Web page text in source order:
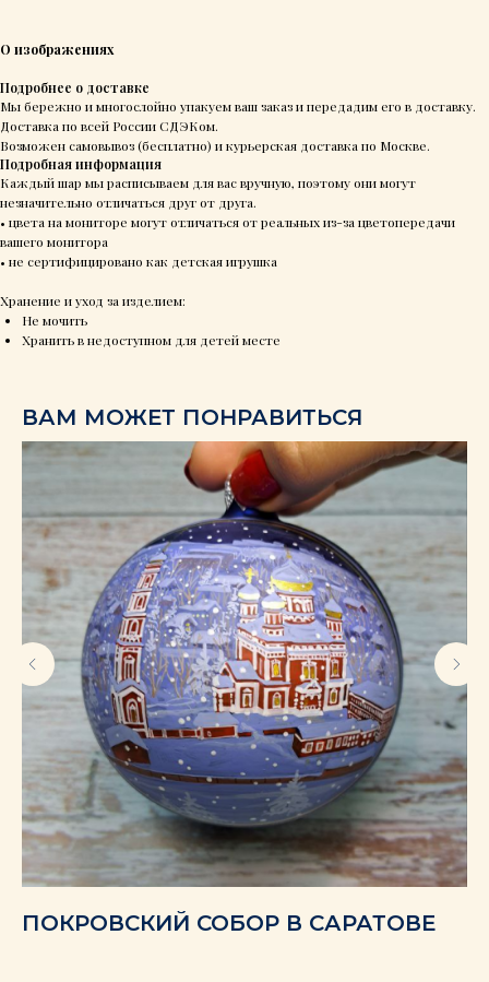
О изображениях
Подробнее о доставке
Мы бережно и многослойно упакуем ваш заказ и передадим его в доставку.
Доставка по всей России СДЭКом.
Возможен самовывоз (бесплатно) и курьерская доставка по Москве.
Подробная информация
Каждый шар мы расписываем для вас вручную, поэтому они могут
незначительно отличаться друг от друга.
• цвета на мониторе могут отличаться от реальных из-за цветопередачи
вашего монитора
• не сертифицировано как детская игрушка
Хранение и уход за изделием:
Не мочить
Хранить в недоступном для детей месте
ВАМ МОЖЕТ ПОНРАВИТЬСЯ
ПОКРОВСКИЙ СОБОР В САРАТОВЕ